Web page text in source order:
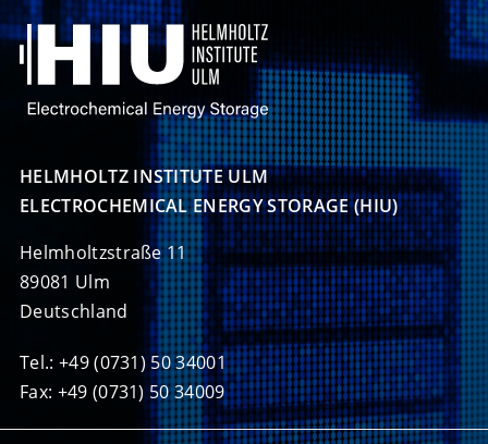
HELMHOLTZ INSTITUTE ULM
ELECTROCHEMICAL ENERGY STORAGE (HIU)
Helmholtzstraße 11
89081 Ulm
Deutschland
Tel.: +49 (0731) 50 34001
Fax: +49 (0731) 50 34009